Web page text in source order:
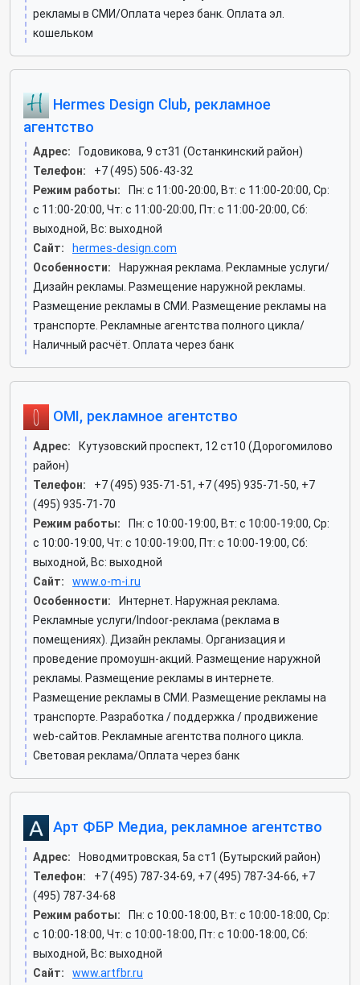
рекламы в СМИ/Оплата через банк. Оплата эл.
кошельком
Hermes Design Club, рекламное
агентство
Адрес:
Годовикова, 9 ст31 (Останкинский район)
Телефон:
+7 (495) 506-43-32
Режим работы:
Пн: c 11:00-20:00, Вт: c 11:00-20:00, Ср:
c 11:00-20:00, Чт: c 11:00-20:00, Пт: c 11:00-20:00, Сб:
выходной, Вс: выходной
Сайт:
hermes-design.com
Особенности:
Наружная реклама. Рекламные услуги/
Дизайн рекламы. Размещение наружной рекламы.
Размещение рекламы в СМИ. Размещение рекламы на
транспорте. Рекламные агентства полного цикла/
Наличный расчёт. Оплата через банк
OMI, рекламное агентство
Адрес:
Кутузовский проспект, 12 ст10 (Дорогомилово
район)
Телефон:
+7 (495) 935-71-51, +7 (495) 935-71-50, +7
(495) 935-71-70
Режим работы:
Пн: c 10:00-19:00, Вт: c 10:00-19:00, Ср:
c 10:00-19:00, Чт: c 10:00-19:00, Пт: c 10:00-19:00, Сб:
выходной, Вс: выходной
Сайт:
www.o-m-i.ru
Особенности:
Интернет. Наружная реклама.
Рекламные услуги/Indoor-реклама (реклама в
помещениях). Дизайн рекламы. Организация и
проведение промоушн-акций. Размещение наружной
рекламы. Размещение рекламы в интернете.
Размещение рекламы в СМИ. Размещение рекламы на
транспорте. Разработка / поддержка / продвижение
web-сайтов. Рекламные агентства полного цикла.
Световая реклама/Оплата через банк
Арт ФБР Медиа, рекламное агентство
Адрес:
Новодмитровская, 5а ст1 (Бутырский район)
Телефон:
+7 (495) 787-34-69, +7 (495) 787-34-66, +7
(495) 787-34-68
Режим работы:
Пн: c 10:00-18:00, Вт: c 10:00-18:00, Ср:
c 10:00-18:00, Чт: c 10:00-18:00, Пт: c 10:00-18:00, Сб:
выходной, Вс: выходной
Сайт:
www.artfbr.ru